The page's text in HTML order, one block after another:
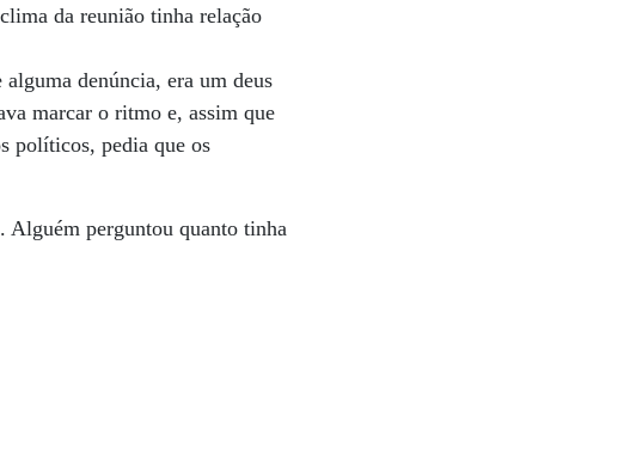
da reunião tinha relação
alguma denúncia, era um deus
marcar o ritmo e, assim que
políticos, pedia que os
Alguém perguntou quanto tinha